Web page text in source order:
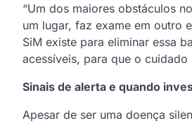
“Um dos maiores obstáculos
um lugar, faz exame em outro
SiM existe para eliminar essa
acessíveis, para que o cuidado
Sinais de alerta e quando
Apesar de ser uma doença